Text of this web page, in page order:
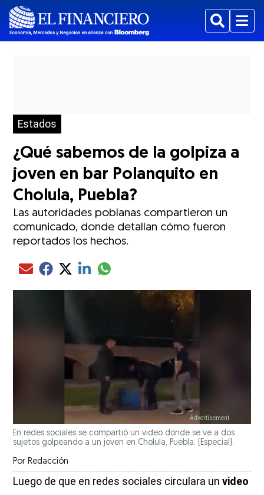
BuscarMenu
Estados
¿Qué sabemos de la golpiza a
joven en bar Polanquito en
Cholula, Puebla?
Las autoridades poblanas compartieron un
comunicado, donde detallan cómo fueron
reportados los hechos.
Compartir el artículo actual mediante Email
Compartir el artículo actual mediante Facebook
Compartir el artículo actual mediante Twitter
Compartir el artículo actual mediante LinkedIn
Compartir el artículo actual mediante
En redes sociales se compartió un video donde se ve a dos
sujetos golpeando a un joven en Cholula, Puebla. (Especial).
Por Redacción
Luego de que en redes sociales circulara unvideo